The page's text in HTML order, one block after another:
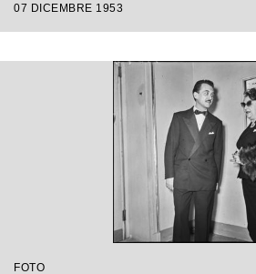
Tatiana Pavlova
07 DICEMBRE 1953
FOTO